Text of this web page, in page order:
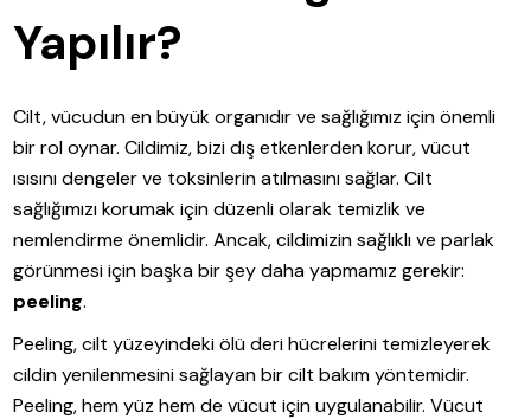
Yapılır?
Cilt, vücudun en büyük organıdır ve sağlığımız için önemli
bir rol oynar. Cildimiz, bizi dış etkenlerden korur, vücut
ısısını dengeler ve toksinlerin atılmasını sağlar. Cilt
sağlığımızı korumak için düzenli olarak temizlik ve
nemlendirme önemlidir. Ancak, cildimizin sağlıklı ve parlak
görünmesi için başka bir şey daha yapmamız gerekir:
peeling.
Peeling, cilt yüzeyindeki ölü deri hücrelerini temizleyerek
cildin yenilenmesini sağlayan bir cilt bakım yöntemidir.
Peeling, hem yüz hem de vücut için uygulanabilir. Vücut